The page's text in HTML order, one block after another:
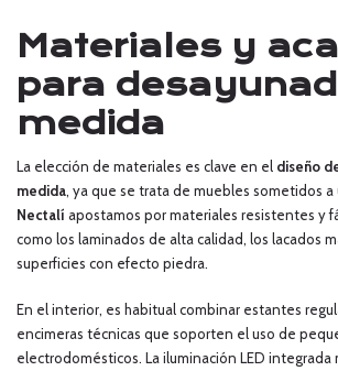
Materiales y
para
medida
La elección de materiales es clave en el diseño
medida, ya que se trata de muebles sometidos a
Nectalí apostamos por materiales resistentes y
como los laminados de alta calidad, los lacados
superficies con efecto piedra.
En el interior, es habitual combinar estantes
encimeras técnicas que soporten el uso de
electrodomésticos. La iluminación LED integrada